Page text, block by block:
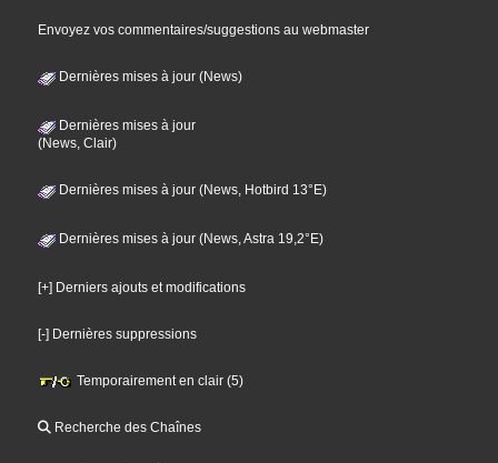
Envoyez vos commentaires/suggestions au webmaster
Dernières mises à jour (News)
Dernières mises à jour
(News, Clair)
Dernières mises à jour (News, Hotbird 13°E)
Dernières mises à jour (News, Astra 19,2°E)
[+] Derniers ajouts et modifications
[-] Dernières suppressions
Temporairement en clair (5)
Recherche des Chaînes